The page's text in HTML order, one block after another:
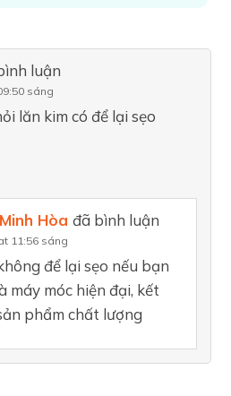
luận
sáng
lăn kim có để lại sẹo
Hòa đã bình luận
11:56 sáng
để lại sẹo nếu bạn
máy móc hiện đại, kết
phẩm chất lượng